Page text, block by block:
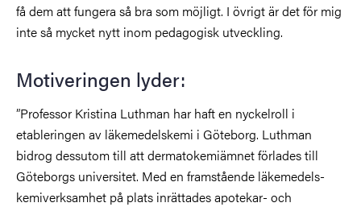
få dem att fungera så bra som möjligt. I övrigt är det för mig
inte så mycket nytt inom pedagogisk utveckling.
Motiveringen lyder:
”Professor Kristina Luthman har haft en nyckelroll i
etableringen av läkemedelskemi i Göteborg. Luthman
bidrog dessutom till att dermatokemiämnet förlades till
Göteborgs universitet. Med en framstående läkemedels-
kemiverksamhet på plats inrättades apotekar- och